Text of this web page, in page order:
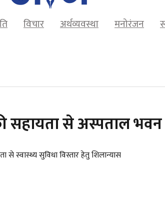
विचार अर्थव्यवस्था मनोरंजन
सहायता से अस्पताल
स्वास्थ्य सुविधा विस्तार हेतु शिलान्यास